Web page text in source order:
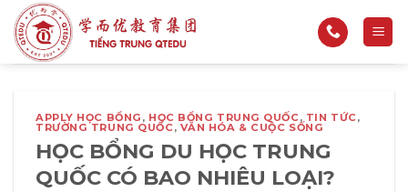
qua
nội
APPLY HỌC BỔNG , HỌC BỔNG TRUNG QUỐC, TIN TỨC,
TRƯỜNG TRUNG QUỐC, VĂN HÓA & CUỘC SỐNG
HỌC BỔNG DU HỌC TRUNG
QUỐC CÓ BAO NHIÊU LOẠI?